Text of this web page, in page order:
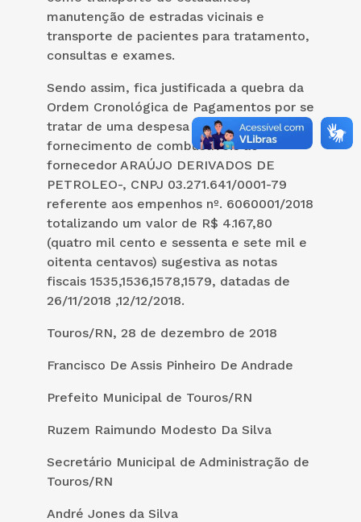
manutenção de estradas vicinais e
transporte de pacientes para tratamento,
consultas e exames.
Sendo assim, fica justificada a quebra da
Ordem Cronológica de Pagamentos por se
tratar de uma despesa essencial de
fornecimento de combustíveis ao
fornecedor ARAÚJO DERIVADOS DE
PETROLEO-, CNPJ 03.271.641/0001-79
referente aos empenhos nº. 6060001/2018
totalizando um valor de R$ 4.167,80
(quatro mil cento e sessenta e sete mil e
oitenta centavos) sugestiva as notas
fiscais 1535,1536,1578,1579, datadas de
26/11/2018 ,12/12/2018.
Touros/RN, 28 de dezembro de 2018
Francisco De Assis Pinheiro De Andrade
Prefeito Municipal de Touros/RN
Ruzem Raimundo Modesto Da Silva
Secretário Municipal de Administração de
Touros/RN
André Jones da Silva